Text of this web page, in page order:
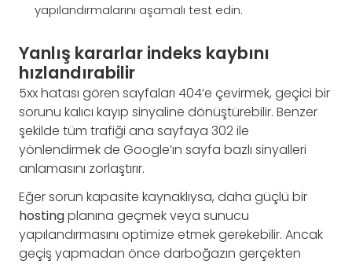
yapılandırmalarını aşamalı test edin.
Yanlış kararlar indeks kaybını
hızlandırabilir
5xx hatası gören sayfaları 404’e çevirmek, geçici bir
sorunu kalıcı kayıp sinyaline dönüştürebilir. Benzer
şekilde tüm trafiği ana sayfaya 302 ile
yönlendirmek de Google’ın sayfa bazlı sinyalleri
anlamasını zorlaştırır.
Eğer sorun kapasite kaynaklıysa, daha güçlü bir
hostingplanına geçmek veya sunucu
yapılandırmasını optimize etmek gerekebilir. Ancak
geçiş yapmadan önce darboğazın gerçekten